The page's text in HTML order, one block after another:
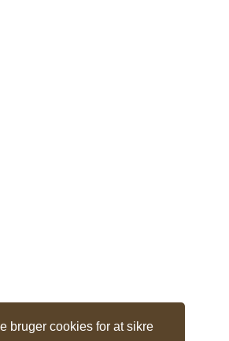
bruger cookies for at sikre
52